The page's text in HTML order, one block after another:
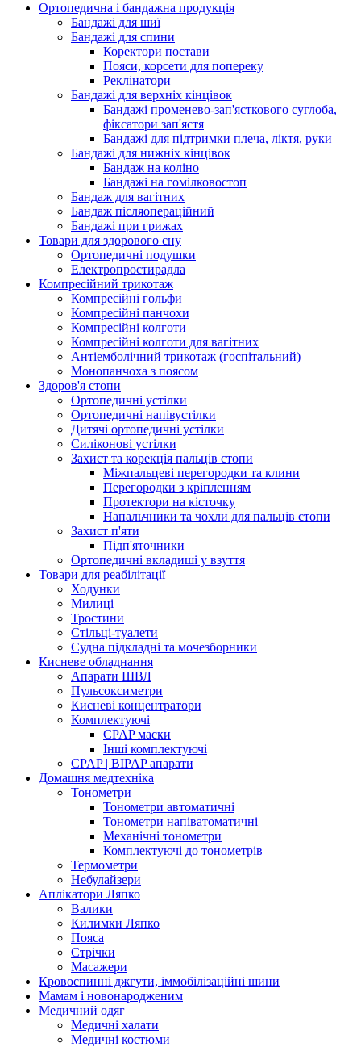
Ортопедична і бандажна продукція
Бандажі для шиї
Бандажі для спини
Коректори постави
Пояси, корсети для попереку
Реклінатори
Бандажі для верхніх кінцівок
Бандажі променево-зап'ясткового суглоба,
фіксатори зап'ястя
Бандажі для підтримки плеча, ліктя, руки
Бандажі для нижніх кінцівок
Бандаж на коліно
Бандажі на гомілковостоп
Бандаж для вагітних
Бандаж післяопераційний
Бандажі при грижах
Товари для здорового сну
Ортопедичні подушки
Електропростирадла
Компресійний трикотаж
Компресійні гольфи
Компресійні панчохи
Компресійні колготи
Компресійні колготи для вагітних
Антіемболічний трикотаж (госпітальний)
Монопанчоха з поясом
Здоров'я стопи
Ортопедичні устілки
Ортопедичні напівустілки
Дитячі ортопедичні устілки
Силіконові устілки
Захист та корекція пальців стопи
Міжпальцеві перегородки та клини
Перегородки з кріпленням
Протектори на кісточку
Напальчники та чохли для пальців стопи
Захист п'яти
Підп'яточники
Ортопедичні вкладиші у взуття
Товари для реабілітації
Ходунки
Милиці
Тростини
Стільці-туалети
Судна підкладні та мочезборники
Кисневе обладнання
Апарати ШВЛ
Пульсоксиметри
Кисневі концентратори
Комплектуючі
CPAP маски
Інші комплектуючі
CPAP | BIPAP апарати
Домашня медтехніка
Тонометри
Тонометри автоматичні
Тонометри напіватоматичні
Механічні тонометри
Комплектуючі до тонометрів
Термометри
Небулайзери
Аплікатори Ляпко
Валики
Килимки Ляпко
Пояса
Стрічки
Масажери
Кровоспинні джгути, іммобілізаційні шини
Мамам і новонародженим
Медичний одяг
Медичні халати
Медичні костюми